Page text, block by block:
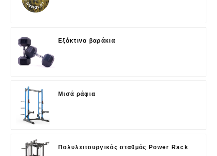
Εξάκτινα βαράκια
Μισά ράφια
Πολυλειτουργικός σταθμός Power Rack